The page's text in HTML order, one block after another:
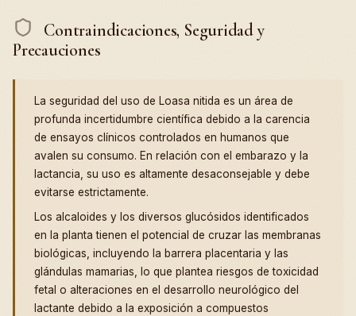
Contraindicaciones, Seguridad y
Precauciones
La seguridad del uso de Loasa nitida es un área de
profunda incertidumbre científica debido a la carencia
de ensayos clínicos controlados en humanos que
avalen su consumo. En relación con el embarazo y la
lactancia, su uso es altamente desaconsejable y debe
evitarse estrictamente.
Los alcaloides y los diversos glucósidos identificados
en la planta tienen el potencial de cruzar las membranas
biológicas, incluyendo la barrera placentaria y las
glándulas mamarias, lo que plantea riesgos de toxicidad
fetal o alteraciones en el desarrollo neurológico del
lactante debido a la exposición a compuestos